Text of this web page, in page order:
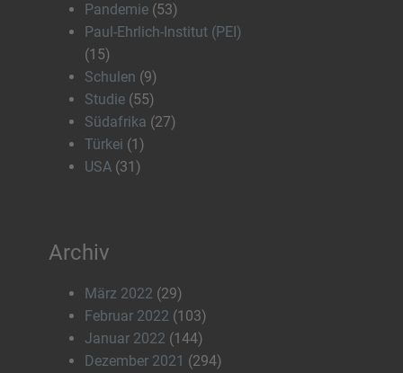
Pandemie (53)
Paul-Ehrlich-Institut (PEI)
(15)
Schulen (9)
Studie (55)
Südafrika (27)
Türkei (1)
USA (31)
Archiv
März 2022 (29)
Februar 2022 (103)
Januar 2022 (144)
Dezember 2021 (294)